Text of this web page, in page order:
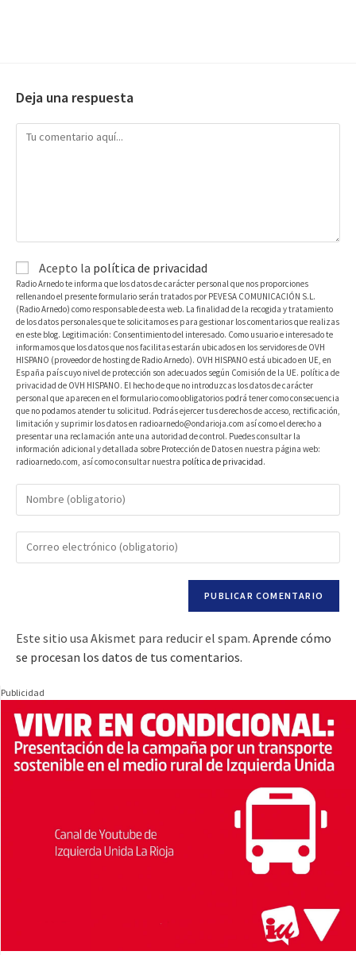
Deja una respuesta
Acepto la política de privacidad
Radio Arnedo te informa que los datos de carácter personal que nos proporciones
rellenando el presente formulario serán tratados por PEVESA COMUNICACIÓN S.L.
(Radio Arnedo) como responsable de esta web. La finalidad de la recogida y tratamiento
de los datos personales que te solicitamos es para gestionar los comentarios que realizas
en este blog. Legitimación: Consentimiento del interesado. Como usuario e interesado te
informamos que los datos que nos facilitas estarán ubicados en los servidores de OVH
HISPANO (proveedor de hosting de Radio Arnedo). OVH HISPANO está ubicado en UE, en
España país cuyo nivel de protección son adecuados según Comisión de la UE. política de
privacidad de OVH HISPANO. El hecho de que no introduzcas los datos de carácter
personal que aparecen en el formulario como obligatorios podrá tener como consecuencia
que no podamos atender tu solicitud. Podrás ejercer tus derechos de acceso, rectificación,
limitación y suprimir los datos en radioarnedo@ondarioja.com así como el derecho a
presentar una reclamación ante una autoridad de control. Puedes consultar la
información adicional y detallada sobre Protección de Datos en nuestra página web:
radioarnedo.com, así como consultar nuestra política de privacidad.
Este sitio usa Akismet para reducir el spam. Aprende cómo
se procesan los datos de tus comentarios.
Publicidad